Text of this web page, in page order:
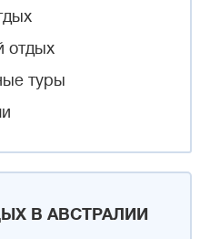
отдых
туры
В АВСТРАЛИИ